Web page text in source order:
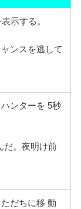
示する。
ンスを逃して
ンターを 5秒
だ。夜明け前
だちに移 動